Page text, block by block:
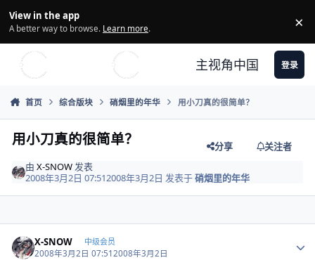
View in the app
A better way to browse. Learn more. ×
主视角中国 登录
首页 综合版块 硝烟里的年华 用小刀真的很简单？
用小刀真的很简单？ 分享
关注者
由X-SNOW 发表
2008年3月2日 07:512008年3月2日 发表于硝烟里的年华
X-SNOW 中级会员
2008年3月2日 07:512008年3月2日